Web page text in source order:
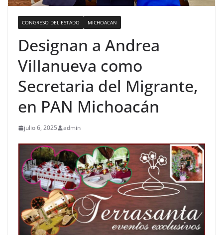
CONGRESO DEL ESTADO MICHOACAN
Designan a Andrea
Villanueva como
Secretaria del Migrante,
en PAN Michoacán
julio 6, 2025 admin